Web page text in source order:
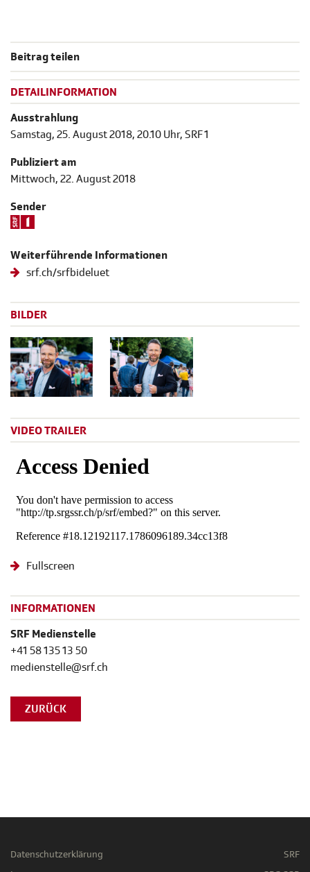
Beitrag teilen
DETAILINFORMATION
Ausstrahlung
Samstag, 25. August 2018, 20.10 Uhr, SRF 1
Publiziert am
Mittwoch, 22. August 2018
Sender
Weiterführende Informationen
srf.ch/srfbideluet
BILDER
VIDEO TRAILER
Fullscreen
INFORMATIONEN
SRF Medienstelle
+41 58 135 13 50
medienstelle@srf.ch
ZURÜCK
Datenschutzerklärung
SRF